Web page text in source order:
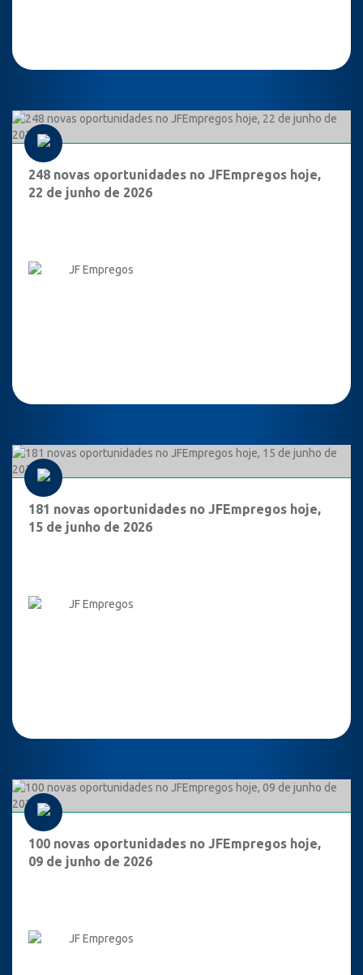
248 novas oportunidades no JFEmpregos hoje,
22 de junho de 2026
JF Empregos
181 novas oportunidades no JFEmpregos hoje,
15 de junho de 2026
JF Empregos
100 novas oportunidades no JFEmpregos hoje,
09 de junho de 2026
JF Empregos